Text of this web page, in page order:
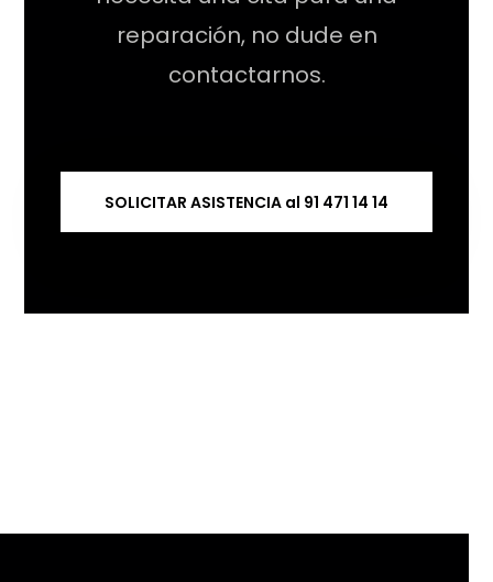
reparación, no dude en
contactarnos.
SOLICITAR ASISTENCIA al 91 471 14 14